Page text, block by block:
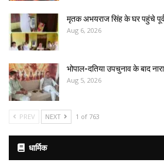
मृतक अभयराज सिंह के घर पहुंचे
Aug 6, 2026
भोपाल-दतिया उपचुनाव के बाद
Aug 5, 2026
PREV NEXT 1 of 763
धार्मिक